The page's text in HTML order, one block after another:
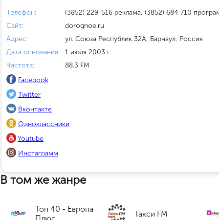
Телефон:
(3852) 229-516 реклама, (3852) 684-710
Сайт:
dorognoe.ru
Адрес:
ул. Союза Республик 32А, Барнаул, Россия
Дата основания:
1 июля 2003 г.
Частота:
88.3 FM
Facebook
Twitter
Вконтакте
Одноклассники
Youtube
Инстаграмм
В том же жанре
Топ 40 - Европа
Такси FM